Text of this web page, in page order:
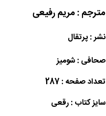
مترجم : مریم رفیعی
نشر : پرتقال
صحافی : شومیز
تعداد صفحه : 287
سایز کتاب : رقعی